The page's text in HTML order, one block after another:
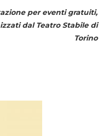
per eventi gratuiti,
dal Teatro Stabile di
Torino